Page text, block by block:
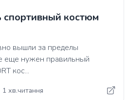
спортивный костюм
вышли за пределы
еще нужен правильный
кос...
1 хв.читання